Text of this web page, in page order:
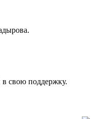
в свою поддержку.